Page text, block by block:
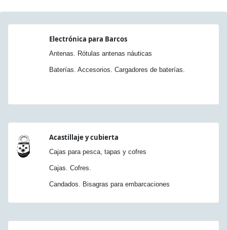
Electrónica para Barcos
Antenas. Rótulas antenas náuticas
Baterías. Accesorios. Cargadores de baterías.
Acastillaje y cubierta
Cajas para pesca, tapas y cofres
Cajas. Cofres.
Candados. Bisagras para embarcaciones